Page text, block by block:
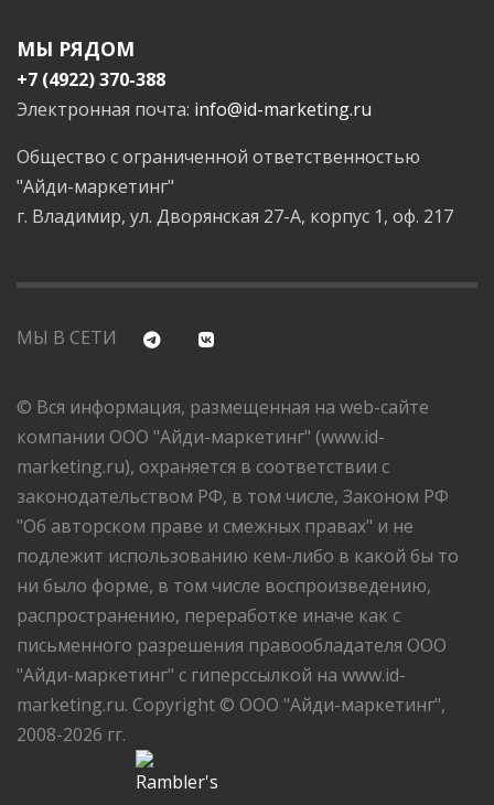
МЫ РЯДОМ
+7 (4922) 370-388
Электронная почта: info@id-marketing.ru
Общество с ограниченной ответственностью
"Айди-маркетинг"
г. Владимир, ул. Дворянская 27-А, корпус 1, оф. 217
МЫ В СЕТИ
© Вся информация, размещенная на web-сайте
компании ООО "Айди-маркетинг" (www.id-
marketing.ru), охраняется в соответствии с
законодательством РФ, в том числе, Законом РФ
"Об авторском праве и смежных правах" и не
подлежит использованию кем-либо в какой бы то
ни было форме, в том числе воспроизведению,
распространению, переработке иначе как с
письменного разрешения правообладателя ООО
"Айди-маркетинг" с гиперссылкой на www.id-
marketing.ru. Copyright © ООО "Айди-маркетинг",
2008-2026 гг.